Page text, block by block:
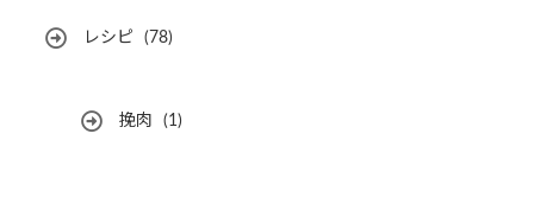
レシピ (78)
挽肉 (1)